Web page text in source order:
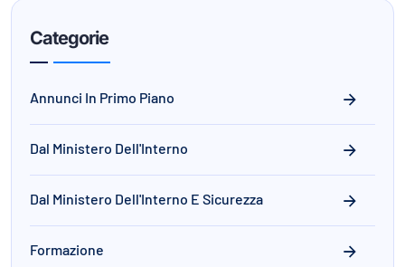
Categorie
Annunci In Primo Piano
Dal Ministero Dell'Interno
Dal Ministero Dell'Interno E Sicurezza
Formazione